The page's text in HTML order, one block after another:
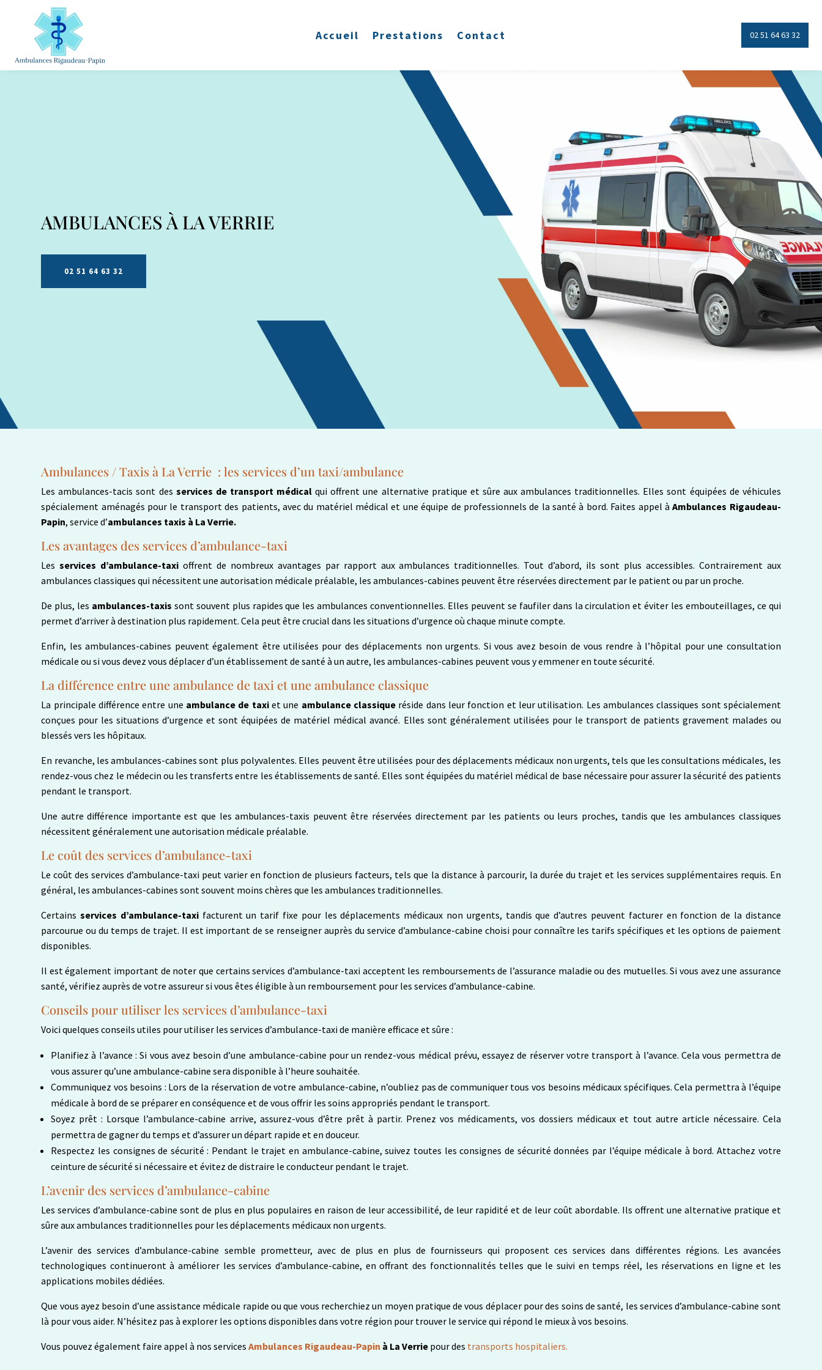
Accueil Prestations Contact 02 51 64 63 32
AMBULANCES ÀLA VERRIE
02 51 64 63 32
Ambulances / Taxis à La Verrie : les services d’un taxi/ambulance
Les ambulances-tacis sont des services de transport médical qui offrent une alternative pratique et sûre aux ambulances traditionnelles. Elles sont équipées de véhicules
spécialement aménagés pour le transport des patients, avec du matériel médical et une équipe de professionnels de la santé à bord. Faites appel à Ambulances Rigaudeau-
Papin, service d’ambulances taxis à La Verrie.
Les avantages des services d’ambulance-taxi
Les services d’ambulance-taxi offrent de nombreux avantages par rapport aux ambulances traditionnelles. Tout d’abord, ils sont plus accessibles. Contrairement aux
ambulances classiques qui nécessitent une autorisation médicale préalable, les ambulances-cabines peuvent être réservées directement par le patient ou par un proche.
De plus, les ambulances-taxis sont souvent plus rapides que les ambulances conventionnelles. Elles peuvent se faufiler dans la circulation et éviter les embouteillages, ce qui
permet d’arriver à destination plus rapidement. Cela peut être crucial dans les situations d’urgence où chaque minute compte.
Enfin, les ambulances-cabines peuvent également être utilisées pour des déplacements non urgents. Si vous avez besoin de vous rendre à l’hôpital pour une consultation
médicale ou si vous devez vous déplacer d’un établissement de santé à un autre, les ambulances-cabines peuvent vous y emmener en toute sécurité.
La différence entre une ambulance de taxi et une ambulance classique
La principale différence entre une ambulance de taxi et une ambulance classique réside dans leur fonction et leur utilisation. Les ambulances classiques sont spécialement
conçues pour les situations d’urgence et sont équipées de matériel médical avancé. Elles sont généralement utilisées pour le transport de patients gravement malades ou
blessés vers les hôpitaux.
En revanche, les ambulances-cabines sont plus polyvalentes. Elles peuvent être utilisées pour des déplacements médicaux non urgents, tels que les consultations médicales, les
rendez-vous chez le médecin ou les transferts entre les établissements de santé. Elles sont équipées du matériel médical de base nécessaire pour assurer la sécurité des patients
pendant le transport.
Une autre différence importante est que les ambulances-taxis peuvent être réservées directement par les patients ou leurs proches, tandis que les ambulances classiques
nécessitent généralement une autorisation médicale préalable.
Le coût des services d’ambulance-taxi
Le coût des services d’ambulance-taxi peut varier en fonction de plusieurs facteurs, tels que la distance à parcourir, la durée du trajet et les services supplémentaires requis. En
général, les ambulances-cabines sont souvent moins chères que les ambulances traditionnelles.
Certains services d’ambulance-taxi facturent un tarif fixe pour les déplacements médicaux non urgents, tandis que d’autres peuvent facturer en fonction de la distance
parcourue ou du temps de trajet. Il est important de se renseigner auprès du service d’ambulance-cabine choisi pour connaître les tarifs spécifiques et les options de paiement
disponibles.
Il est également important de noter que certains services d’ambulance-taxi acceptent les remboursements de l’assurance maladie ou des mutuelles. Si vous avez une assurance
santé, vérifiez auprès de votre assureur si vous êtes éligible à un remboursement pour les services d’ambulance-cabine.
Conseils pour utiliser les services d’ambulance-taxi
Voici quelques conseils utiles pour utiliser les services d’ambulance-taxi de manière efficace et sûre :
Planifiez à l’avance : Si vous avez besoin d’une ambulance-cabine pour un rendez-vous médical prévu, essayez de réserver votre transport à l’avance. Cela vous permettra de
vous assurer qu’une ambulance-cabine sera disponible à l’heure souhaitée.
Communiquez vos besoins : Lors de la réservation de votre ambulance-cabine, n’oubliez pas de communiquer tous vos besoins médicaux spécifiques. Cela permettra à l’équipe
médicale à bord de se préparer en conséquence et de vous offrir les soins appropriés pendant le transport.
Soyez prêt : Lorsque l’ambulance-cabine arrive, assurez-vous d’être prêt à partir. Prenez vos médicaments, vos dossiers médicaux et tout autre article nécessaire. Cela
permettra de gagner du temps et d’assurer un départ rapide et en douceur.
Respectez les consignes de sécurité : Pendant le trajet en ambulance-cabine, suivez toutes les consignes de sécurité données par l’équipe médicale à bord. Attachez votre
ceinture de sécurité si nécessaire et évitez de distraire le conducteur pendant le trajet.
L’avenir des services d’ambulance-cabine
Les services d’ambulance-cabine sont de plus en plus populaires en raison de leur accessibilité, de leur rapidité et de leur coût abordable. Ils offrent une alternative pratique et
sûre aux ambulances traditionnelles pour les déplacements médicaux non urgents.
L’avenir des services d’ambulance-cabine semble prometteur, avec de plus en plus de fournisseurs qui proposent ces services dans différentes régions. Les avancées
technologiques continueront à améliorer les services d’ambulance-cabine, en offrant des fonctionnalités telles que le suivi en temps réel, les réservations en ligne et les
applications mobiles dédiées.
Que vous ayez besoin d’une assistance médicale rapide ou que vous recherchiez un moyen pratique de vous déplacer pour des soins de santé, les services d’ambulance-cabine sont
là pour vous aider. N’hésitez pas à explorer les options disponibles dans votre région pour trouver le service qui répond le mieux à vos besoins.
Vous pouvez également faire appel à nos services Ambulances Rigaudeau-Papin à La Verrie pour des transports hospitaliers.